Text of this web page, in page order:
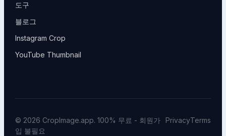
도구
블로그
Instagram Crop
YouTube Thumbnail
© 2026 CropImage.app. 100% 무료 - 회원가
입 불필요
PrivacyTerms